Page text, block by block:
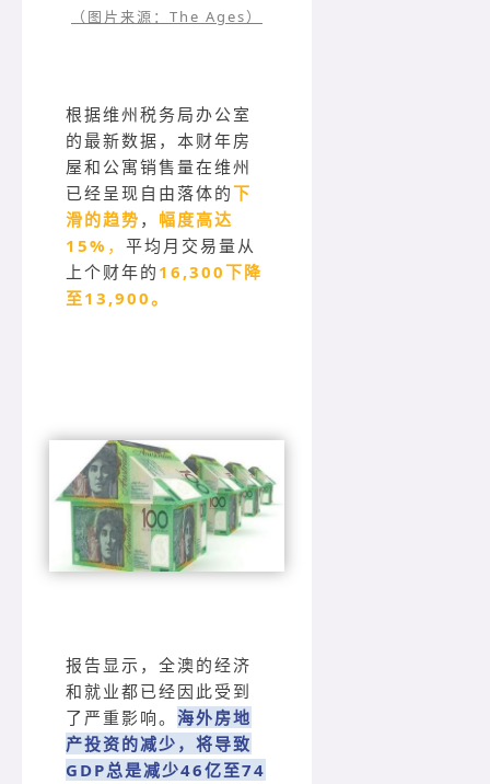
（图片来源：The Ages）
根据维州税务局办公室
的最新数据，本财年房
屋和公寓销售量在维州
已经呈现自由落体的下
滑的趋势 ， 幅度高达
15% ， 平均月交易量从
上个财年的 16,300下降
至13,900。
报告显示，全澳的经济
和就业都已经因此受到
了严重影响。 海外房地
产投资的减少，将导致
GDP总是减少46亿至74